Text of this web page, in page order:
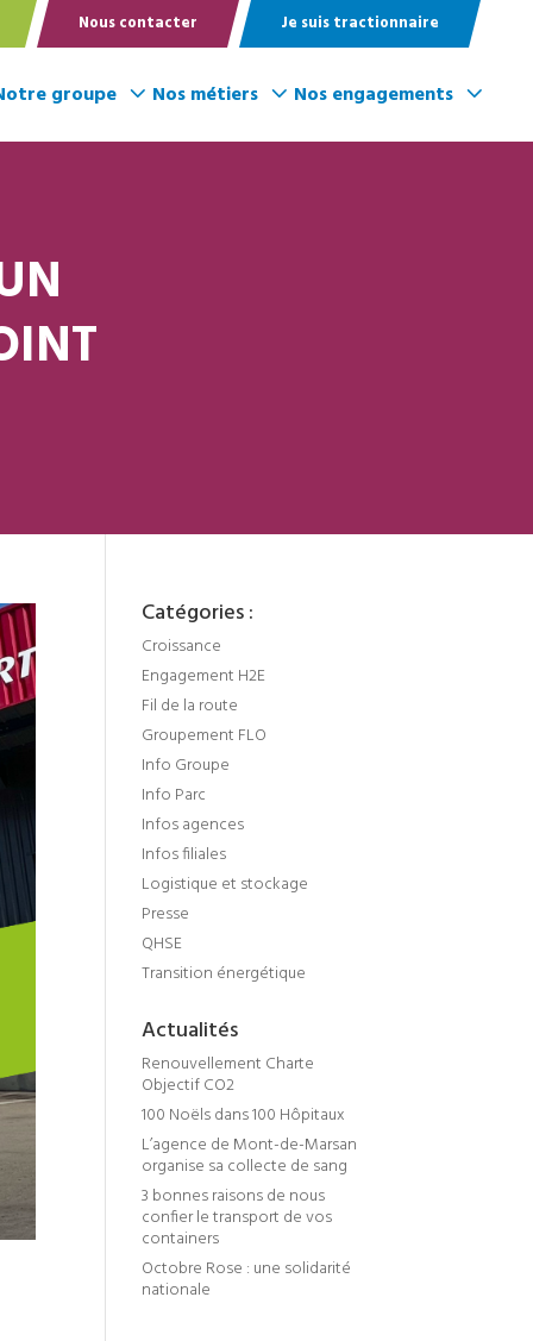
Nous contacter Je suis tractionnaire
groupe Nos métiers Nos engagements
Catégories :
Croissance
Engagement H2E
Fil de la route
Groupement FLO
Info Groupe
Info Parc
Infos agences
Infos filiales
Logistique et stockage
Presse
QHSE
Transition énergétique
Actualités
Renouvellement Charte
Objectif CO2
100 Noëls dans 100 Hôpitaux
L’agence de Mont-de-Marsan
organise sa collecte de sang
3 bonnes raisons de nous
confier le transport de vos
containers
Octobre Rose : une solidarité
nationale